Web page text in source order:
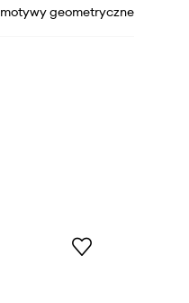
motywy geometryczne
ANIA KRUK